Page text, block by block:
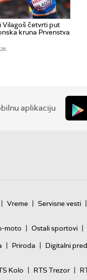
Vilagoš četvrti put
kruna Prvenstva
aplikaciju
| Vreme | Servisne vesti |
moto | Ostali sportovi |
| Priroda | Digitalni
Kolo | RTS Trezor |